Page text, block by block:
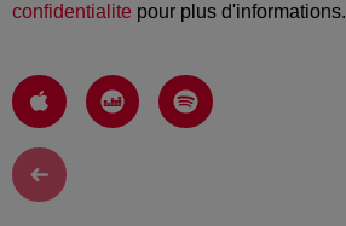
confidentialite pour plus d'informations.